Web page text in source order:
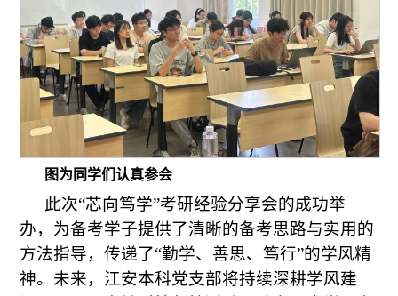
图为同学们认真参会
此次“芯向笃学”考研经验分享会的成功举
办，为备考学子提供了清晰的备考思路与实用的
方法指导，传递了“勤学、善思、笃行”的学风精
神。未来，江安本科党支部将持续深耕学风建